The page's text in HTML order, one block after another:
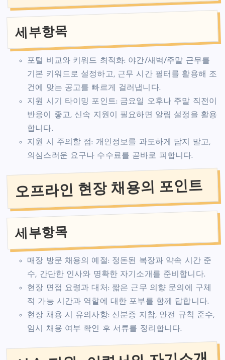
세부항목
포털 비교와 키워드 최적화: 야간/새벽/주말 근무를
기본 키워드로 설정하고, 근무 시간 필터를 활용해 조
건에 맞는 공고를 빠르게 걸러냅니다.
지원 시기 타이밍 포인트: 금요일 오후나 주말 직전이
반응이 좋고, 신속 지원이 필요하면 알림 설정을 활용
합니다.
지원 시 주의할 점: 개인정보를 과도하게 담지 말고,
의심스러운 요구나 수수료를 곧바로 피합니다.
오프라인 현장 채용의 포인트
세부항목
매장 방문 채용의 예절: 정돈된 복장과 약속 시간 준
수, 간단한 인사와 명확한 자기소개를 준비합니다.
현장 면접 요령과 대처: 짧은 근무 의향 문의에 구체
적 가능 시간과 역할에 대한 포부를 함께 답합니다.
현장 채용 시 유의사항: 신분증 지참, 안전 규칙 준수,
임시 채용 여부 확인 후 서류를 정리합니다.